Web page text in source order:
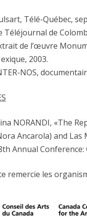
Télé-Québec,
Téléjournal de
de l’œuvre
2003.
NOS,
NORANDI, «The
Ancarola) and Las
Annual Conference:
remercie les